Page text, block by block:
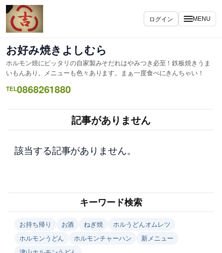
内
容
を
キ
ッ
プ
ログイン MENU
お好み焼きよしむら
ホルモン焼にピッタリの自家製みそだれはやみつき必至！鉄板焼きうま
いもんあり。メニューも色々あります。まぁ一度食べにきんちゃい！
TEL0868261880
記事がありません
該当する記事がありません。
キーワード検索
お持ち帰り お酒 ねぎ焼
ホルうどんオムレツ
ホルモンうどん
ホルモンチャーハン
新メニュー